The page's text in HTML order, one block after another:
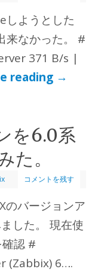
しようとした
来なかった。 #
371 B/s |
reading →
を6.0系
た。
コメントを残す
のバージョンア
した。 現在使
認 #
(Zabbix) 6….